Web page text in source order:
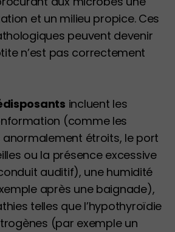
et un milieu propice. Ces
peuvent devenir
n’est pas correctement
incluent les
(comme les
étroits, le port
ou la présence excessive
auditif), une humidité
après une baignade),
telles que l’hypothyroïdie
(par exemple un